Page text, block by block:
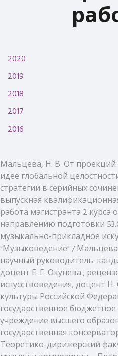
2020
2019
2018
2017
2016
Мальцева, Н. В. От проекций
идее глобальной
стратегии в серийных
выпускная
работа магистранта 2
направлению подготовки
музыкально-прикладное
"Музыковедение" /
научный руководитель:
доцент Е. Г. Окунева ;
искусствоведения, доцент
культуры Российской
государственное
учреждение высшего
государственная
Теоретико-дирижерский